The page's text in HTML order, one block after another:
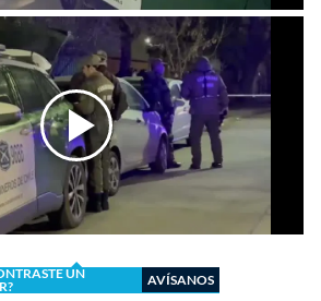
UN
AVÍSANOS